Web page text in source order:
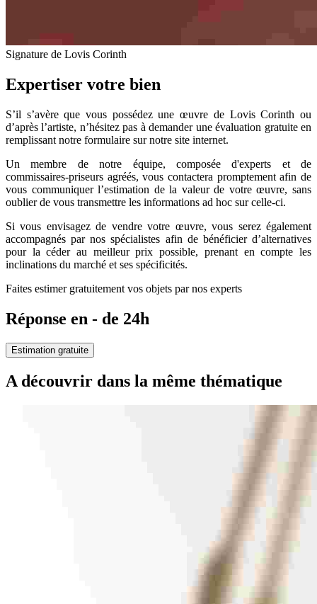
Signature de Lovis Corinth
Expertiser votre bien
S’il s’avère que vous possédez une œuvre de Lovis Corinth ou
d’après l’artiste, n’hésitez pas à demander une évaluation gratuite en
remplissant notre formulaire sur notre site internet.
Un membre de notre équipe, composée d'experts et de
commissaires-priseurs agréés, vous contactera promptement afin de
vous communiquer l’estimation de la valeur de votre œuvre, sans
oublier de vous transmettre les informations ad hoc sur celle-ci.
Si vous envisagez de vendre votre œuvre, vous serez également
accompagnés par nos spécialistes afin de bénéficier d’alternatives
pour la céder au meilleur prix possible, prenant en compte les
inclinations du marché et ses spécificités.
Faites estimer gratuitement vos objets par nos experts
Réponse en - de 24h
Estimation gratuite
A découvrir dans la même thématique